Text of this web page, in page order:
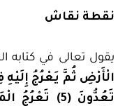
نقطة نقاش
يقول تعالى في كتابه
الْأَرْضِ ثُمَّ يَعْرُجُ
تَعُدُّونَ (5)